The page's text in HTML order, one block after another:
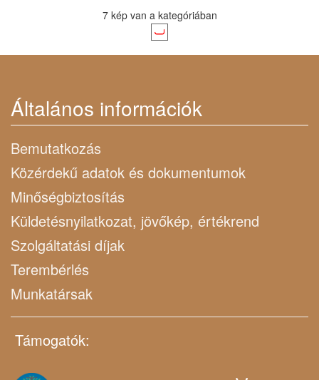
7 kép van a kategóriában
Általános információk
Bemutatkozás
Közérdekű adatok és dokumentumok
Minőségbiztosítás
Küldetésnyilatkozat, jövőkép, értékrend
Szolgáltatási díjak
Terembérlés
Munkatársak
Támogatók: